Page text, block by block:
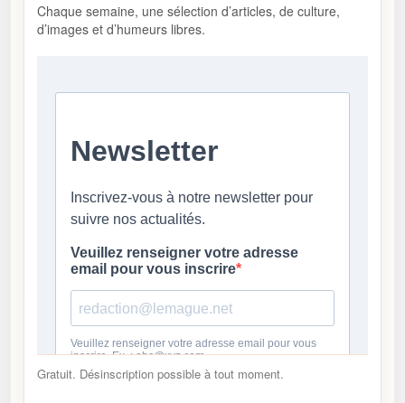
Chaque semaine, une sélection d’articles, de culture,
d’images et d’humeurs libres.
Gratuit. Désinscription possible à tout moment.